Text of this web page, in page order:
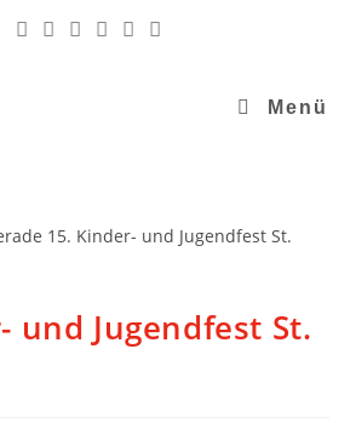
Menü
und Jugendfest St.